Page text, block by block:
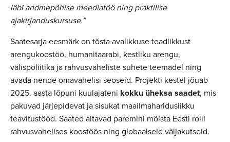
läbi andmepõhise meediatöö ning praktilise
ajakirjanduskursuse.”
Saatesarja eesmärk on tõsta avalikkuse teadlikkust
arengukoostöö, humanitaarabi, kestliku arengu,
välispoliitika ja rahvusvaheliste suhete teemadel ning
avada nende omavahelisi seoseid. Projekti kestel jõuab
2025. aasta lõpuni kuulajateni kokku üheksa saadet, mis
pakuvad järjepidevat ja sisukat maailmahariduslikku
teavitustööd. Saated aitavad paremini mõista Eesti rolli
rahvusvahelises koostöös ning globaalseid väljakutseid.